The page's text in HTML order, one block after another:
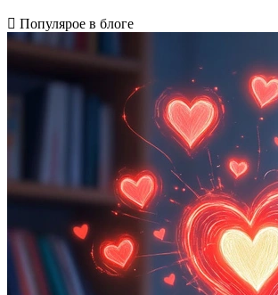
Популярое в блоге